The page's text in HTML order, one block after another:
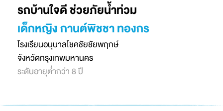
รถบ้านใจดี ช่วยภัยน้ำท่วม
เด็กหญิง กานต์พิชชา ทองกร
โรงเรียนอนุบาลโชคชัยชัยพฤกษ์
จังหวัดกรุงเทพมหานคร
ระดับอายุต่ำกว่า 8 ปี